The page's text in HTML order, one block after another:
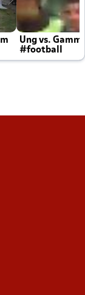
Ung vs.
#football